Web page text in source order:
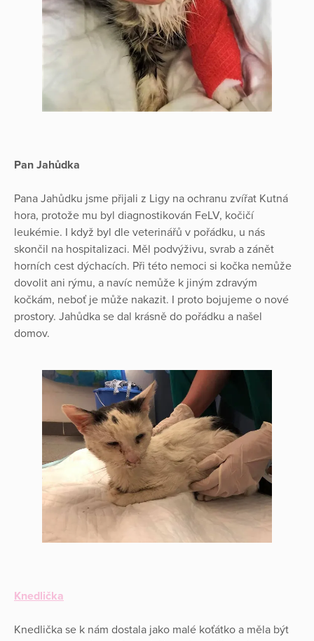
Pan Jahůdka
Pana Jahůdku jsme přijali z Ligy na ochranu zvířat Kutná
hora, protože mu byl diagnostikován FeLV, kočičí
leukémie. I když byl dle veterinářů v pořádku, u nás
skončil na hospitalizaci. Měl podvýživu, svrab a zánět
horních cest dýchacích. Při této nemoci si kočka nemůže
dovolit ani rýmu, a navíc nemůže k jiným zdravým
kočkám, neboť je může nakazit. I proto bojujeme o nové
prostory. Jahůdka se dal krásně do pořádku a našel
domov.
Knedlička
Knedlička se k nám dostala jako malé koťátko a měla být